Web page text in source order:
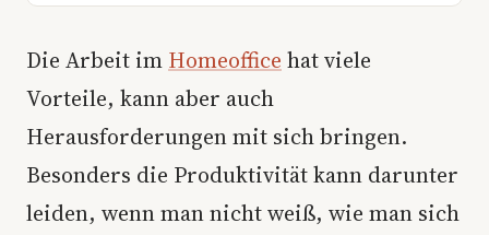
Die Arbeit im Homeoffice hat viele
Vorteile, kann aber auch
Herausforderungen mit sich bringen.
Besonders die Produktivität kann darunter
leiden, wenn man nicht weiß, wie man sich